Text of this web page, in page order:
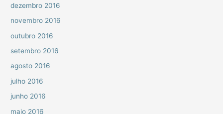
dezembro 2016
novembro 2016
outubro 2016
setembro 2016
agosto 2016
julho 2016
junho 2016
maio 2016